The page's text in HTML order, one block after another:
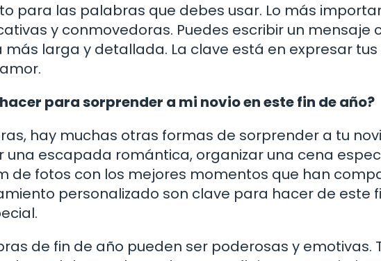
para las palabras que debes usar. Lo más
y conmovedoras. Puedes escribir un mensaje
larga y detallada. La clave está en expresar
para sorprender a mi novio en este fin de año?
hay muchas otras formas de sorprender a tu
una escapada romántica, organizar una cena
de fotos con los mejores momentos que han
personalizado son clave para hacer de este
de fin de año pueden ser poderosas y emotivas.